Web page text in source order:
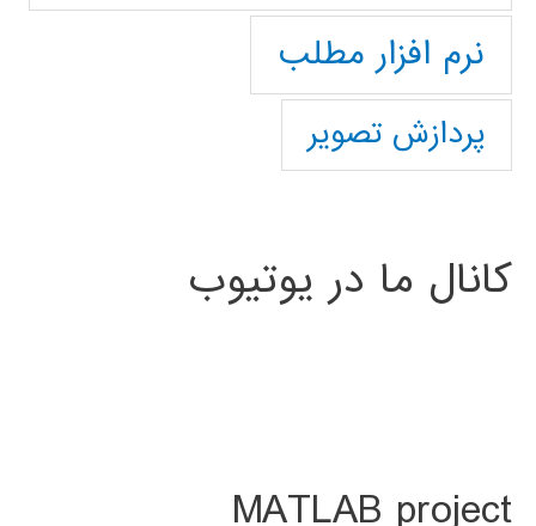
نرم افزار مطلب
پردازش تصویر
کانال ما در یوتیوب
MATLAB project